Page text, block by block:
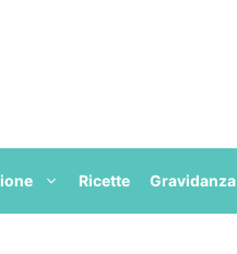
Ricette Gravidanza